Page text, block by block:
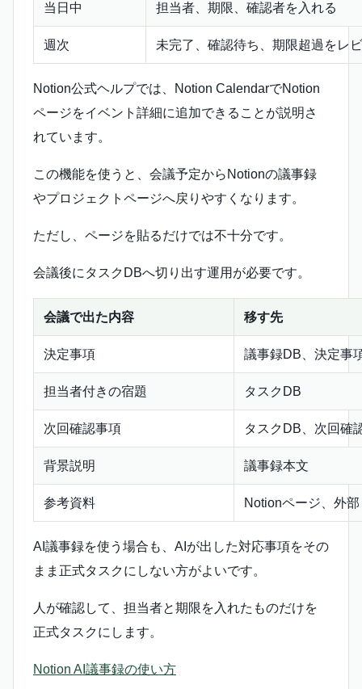
当日中 担当者、期限、確認者を入れる
週次 未完了、確認待ち、期限超過をレ
Notion公式ヘルプでは、Notion CalendarでNotion
ページをイベント詳細に追加できることが説明さ
れています。
この機能を使うと、会議予定からNotionの議事録
やプロジェクトページへ戻りやすくなります。
ただし、ページを貼るだけでは不十分です。
会議後にタスクDBへ切り出す運用が必要です。
会議で出た内容 移す先
決定事項 議事録DB、決定事
担当者付きの宿題 タスクDB
次回確認事項 タスクDB、次回確
背景説明 議事録本文
参考資料 Notionページ、外
AI議事録を使う場合も、AIが出した対応事項をその
まま正式タスクにしない方がよいです。
人が確認して、担当者と期限を入れたものだけを
正式タスクにします。
Notion AI議事録の使い方